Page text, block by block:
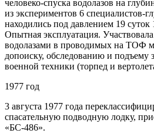
человеко-спуска водолазов на
из экспериментов 6 специалистов-
находились под давлением 19 суток
Опытная эксплуатация.
водолазами в проводимых на ТОФ
допоиску, обследованию и подъему
военной техники (торпед и
1977 год
3 августа 1977 года
спасательную подводную лодку,
«БС-486».